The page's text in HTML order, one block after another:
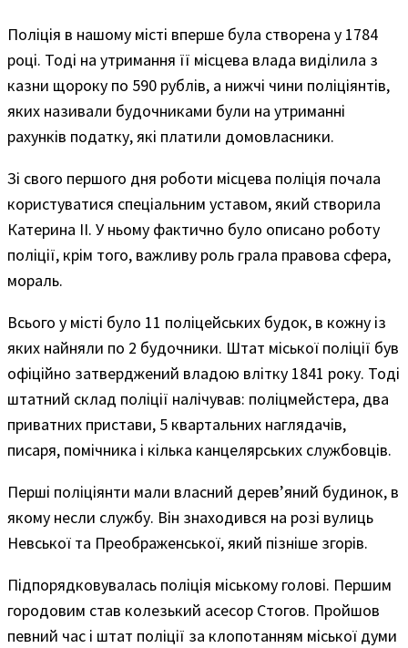
Поліція в нашому місті вперше була створена у 1784
році. Тоді на утримання її місцева влада виділила з
казни щороку по 590 рублів, а нижчі чини поліціянтів,
яких називали будочниками були на утриманні
рахунків податку, які платили домовласники.
Зі свого першого дня роботи місцева поліція почала
користуватися спеціальним уставом, який створила
Катерина ІІ. У ньому фактично було описано роботу
поліції, крім того, важливу роль грала правова сфера,
мораль.
Всього у місті було 11 поліцейських будок, в кожну із
яких найняли по 2 будочники. Штат міської поліції був
офіційно затверджений владою влітку 1841 року. Тоді
штатний склад поліції налічував: поліцмейстера, два
приватних пристави, 5 квартальних наглядачів,
писаря, помічника і кілька канцелярських службовців.
Перші поліціянти мали власний дерев’яний будинок, в
якому несли службу. Він знаходився на розі вулиць
Невської та Преображенської, який пізніше згорів.
Підпорядковувалась поліція міському голові. Першим
городовим став колезький асесор Стогов. Пройшов
певний час і штат поліції за клопотанням міської думи